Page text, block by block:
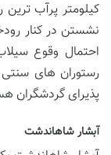
کیلومتر پرآب
نشستن در کنار
احتمال وقوع
رستوران های
پذیرای گردشگران
آبشار شاهاندشت